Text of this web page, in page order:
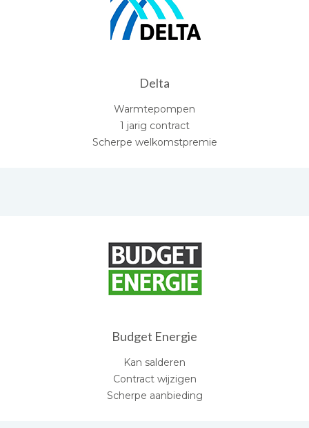
Delta
Warmtepompen
1 jarig contract
Scherpe welkomstpremie
Budget Energie
Kan salderen
Contract wijzigen
Scherpe aanbieding